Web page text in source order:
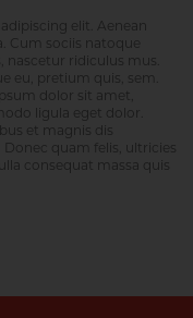
elit. Aenean
Cum sociis natoque
ridiculus mus.
eu, pretium quis, sem.
dolor sit amet,
ligula eget dolor.
et magnis dis
quam felis, ultricies
consequat massa quis